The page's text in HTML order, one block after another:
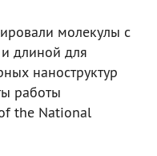
молекулы с
длиной для
наноструктур
работы
the National